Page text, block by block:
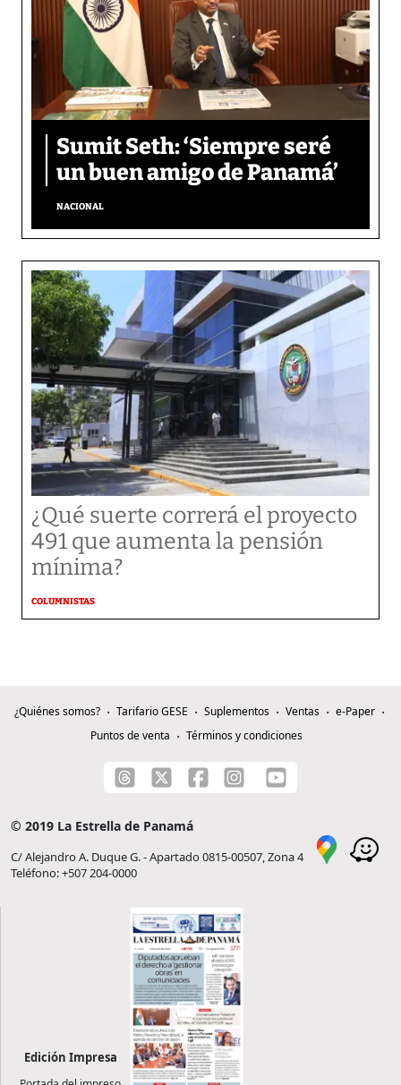
Sumit Seth: ‘Siempre seré
un buen amigo de Panamá’
NACIONAL
¿Qué suerte correrá el proyecto
491 que aumenta la pensión
mínima?
COLUMNISTAS
¿Quiénes somos? Tarifario GESE Suplementos Ventas
e-Paper
Puntos de venta
Términos y condiciones
© 2019 La Estrella de Panamá
C/ Alejandro A. Duque G. - Apartado 0815-00507, Zona 4
Teléfono: +507 204-0000
Edición Impresa